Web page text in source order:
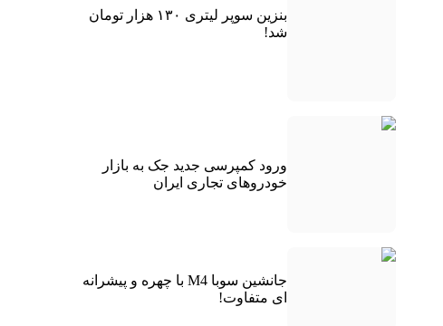
بنزین سوپر لیتری ۱۳۰ هزار تومان
شد!
ورود کمپرسی جدید جک به بازار
خودروهای تجاری ایران
جانشین سوبا M4 با چهره و پیشرانه
ای متفاوت!